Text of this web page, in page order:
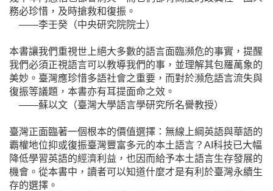
務必珍惜，及時搶救和復振。
——李壬癸（中央研究院院士）
本書讓我們重視世上絕大多數的語言面臨瀕危的事實，提醒
我們必須正視語言可以教導我們的事，並理解其包羅萬象的
美妙。臺灣應珍惜多語社會之重要，而對於瀕危語言流失與
復振等議題，本書亦有耳提面命之效。
——蘇以文（臺灣大學語言學研究所名譽教授）
臺灣正面臨著一個根本的價值選擇：無線上綱英語與華語的
霸權地位抑或復振臺灣豐富多元的本土語言？AI科技已大幅
降低學習英語的經濟利益，也因而給予本土語言生存發展的
機會。從本書中，讀者可以知道什麼才是有利於臺灣永續生
存的選擇。